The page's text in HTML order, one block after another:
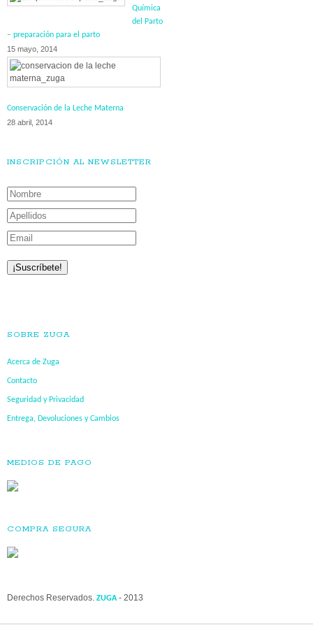
Química
del Parto
– preparación para el parto
15 mayo, 2014
Conservación de la Leche Materna
28 abril, 2014
INSCRIPCIÓN AL NEWSLETTER
SOBRE ZUGA
Acerca de Zuga
Contacto
Seguridad y Privacidad
Entrega, Devoluciones y Cambios
MEDIOS DE PAGO
COMPRA SEGURA
Derechos Reservados. ZUGA - 2013